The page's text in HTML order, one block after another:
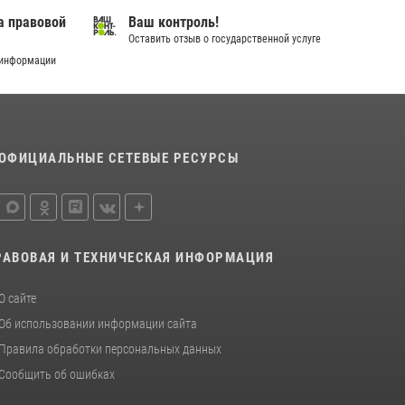
правовой
Ваш контроль!
Оставить отзыв о государственной услуге
СЕТЕВЫЕ РЕСУРСЫ
И ТЕХНИЧЕСКАЯ ИНФОРМАЦИЯ
О сайте
Об использовании информации сайта
Правила обработки персональных данных
Сообщить об ошибках